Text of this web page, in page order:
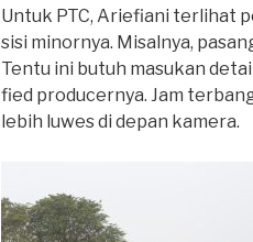
Untuk PTC, Ariefiani terlihat
sisi minornya. Misalnya,
Tentu ini butuh masukan
fied producernya. Jam
lebih luwes di depan kamera.